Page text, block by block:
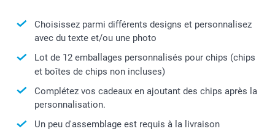
Choisissez parmi différents designs et personnalisez
avec du texte et/ou une photo
Lot de 12 emballages personnalisés pour chips (chips
et boîtes de chips non incluses)
Complétez vos cadeaux en ajoutant des chips après la
personnalisation.
Un peu d'assemblage est requis à la livraison